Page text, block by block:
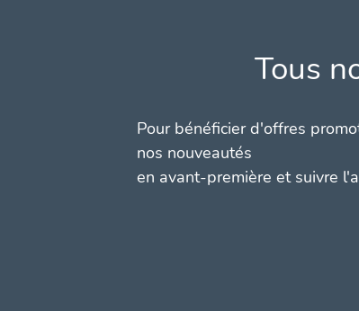
Tous
Pour bénéficier d'offres
nos nouveautés
en avant-première et suivre